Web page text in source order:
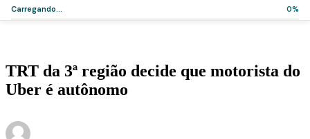
Home>Artigos TRT da 3ª região decide que motorista do Uber é autônomo
TRT da 3ª região decide que motorista do
Uber é autônomo
Carregando... 0%